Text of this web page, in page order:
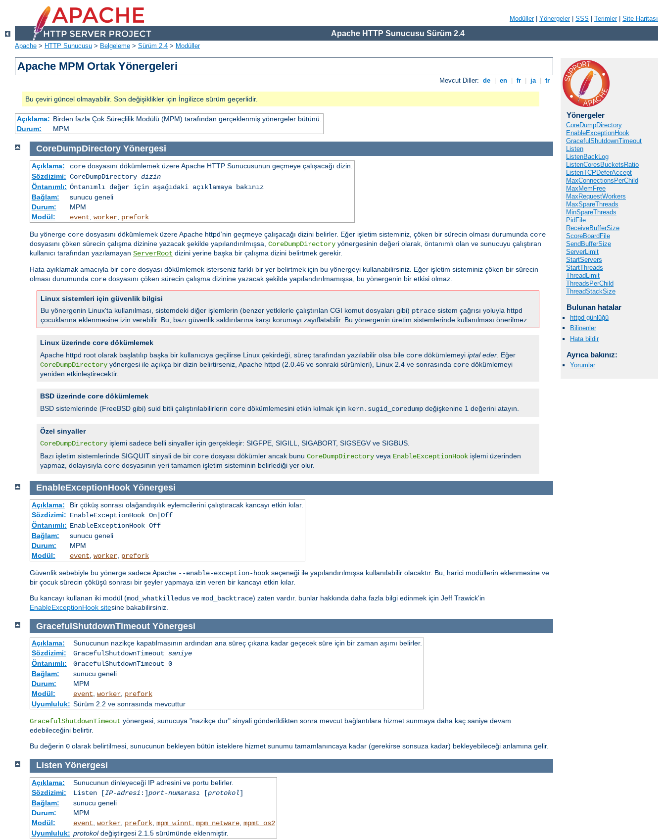
Modüller| Yönergeler| SSS Terimler| Site Haritası
Apache HTTP Sunucusu Sürüm 2.4
Apache > HTTP Sunucusu > Belgeleme > Sürüm 2.4 > Modüller
Apache MPM Ortak Yönergeleri
Mevcut Diller: de en fr ja tr
Bu çeviri güncel olmayabilir. Son değişiklikler için İngilizce sürüm geçerlidir.
Açıklama: Birden fazla Çok Süreçlilik Modülü (MPM) tarafından gerçeklenmiş yönergeler bütünü.
Durum:
MPM
Yönergeler
CoreDumpDirectory
EnableExceptionHook
GracefulShutdownTimeout
Listen
ListenBackLog
ListenCoresBucketsRatio
ListenTCPDeferAccept
MaxConnectionsPerChild
MaxMemFree
MaxRequestWorkers
MaxSpareThreads
MinSpareThreads
PidFile
ReceiveBufferSize
ScoreBoardFile
SendBufferSize
ServerLimit
StartServers
StartThreads
ThreadLimit
ThreadsPerChild
ThreadStackSize
Bulunan hatalar
httpd günlüğü
Bilinenler
Hata bildir
Ayrıca bakınız:
Yorumlar
CoreDumpDirectory Yönergesi
Açıklama: coredosyasını dökümlemek üzere Apache HTTP Sunucusunun geçmeye çalışacağı dizin.
Sözdizimi: CoreDumpDirectory dizin
Öntanımlı: Öntanımlı değer için aşağıdaki açıklamaya bakınız
Bağlam:
sunucu geneli
Durum:
MPM
Modül:
event worker, prefork
Bu yönerge core dosyasını dökümlemek üzere Apache httpd’nin geçmeye çalışacağı dizini belirler. Eğer işletim sisteminiz, çöken bir sürecin olması durumunda core
dosyasını çöken sürecin çalışma dizinine yazacak şekilde yapılandırılmışsa, CoreDumpDirectory yönergesinin değeri olarak, öntanımlı olan ve sunucuyu çalıştıran
kullanıcı tarafından yazılamayan ServerRoot dizini yerine başka bir çalışma dizini belirtmek gerekir.
Hata ayıklamak amacıyla bir core dosyası dökümlemek isterseniz farklı bir yer belirtmek için bu yönergeyi kullanabilirsiniz. Eğer işletim sisteminiz çöken bir sürecin
olması durumunda core dosyasını çöken sürecin çalışma dizinine yazacak şekilde yapılandırılmamışsa, bu yönergenin bir etkisi olmaz.
Linux sistemleri için güvenlik bilgisi
Bu yönergenin Linux'ta kullanılması, sistemdeki diğer işlemlerin (benzer yetkilerle çalıştırılan CGI komut dosyaları gibi) ptrace sistem çağrısı yoluyla httpd
çocuklarına eklenmesine izin verebilir. Bu, bazı güvenlik saldırılarına karşı korumayı zayıflatabilir. Bu yönergenin üretim sistemlerinde kullanılması önerilmez.
Linux üzerinde core dökümlemek
Apache httpd root olarak başlatılıp başka bir kullanıcıya geçilirse Linux çekirdeği, süreç tarafından yazılabilir olsa bile core dökümlemeyi iptal eder . Eğer
CoreDumpDirectory yönergesi ile açıkça bir dizin belirtirseniz, Apache httpd (2.0.46 ve sonraki sürümleri), Linux 2.4 ve sonrasında core dökümlemeyi
yeniden etkinleştirecektir.
BSD üzerinde core dökümlemek
BSD sistemlerinde (FreeBSD gibi) suid bitli çalıştırılabilirlerin core dökümlemesini etkin kılmak için kern.sugid_coredump değişkenine 1 değerini atayın.
Özel sinyaller
CoreDumpDirectory işlemi sadece belli sinyaller için gerçekleşir: SIGFPE, SIGILL, SIGABORT, SIGSEGV ve SIGBUS.
Bazı işletim sistemlerinde SIGQUIT sinyali de bir core dosyası dökümler ancak bunu CoreDumpDirectory veya EnableExceptionHook işlemi üzerinden
yapmaz, dolayısıyla core dosyasının yeri tamamen işletim sisteminin belirlediği yer olur.
EnableExceptionHook Yönergesi
Açıklama:
Bir çöküş sonrası olağandışılık eylemcilerini çalıştıracak kancayı etkin kılar.
Sözdizimi: EnableExceptionHook On|Off
Öntanımlı: EnableExceptionHook Off
Bağlam:
sunucu geneli
Durum:
MPM
Modül:
event worker, prefork
Güvenlik sebebiyle bu yönerge sadece Apache --enable-exception-hook seçeneği ile yapılandırılmışsa kullanılabilir olacaktır. Bu, harici modüllerin eklenmesine ve
bir çocuk sürecin çöküşü sonrası bir şeyler yapmaya izin veren bir kancayı etkin kılar.
Bu kancayı kullanan iki modül (mod_whatkilledus ve mod_backtrace) zaten vardır. bunlar hakkında daha fazla bilgi edinmek için Jeff Trawick'in
EnableExceptionHook sitesine bakabilirsiniz.
GracefulShutdownTimeout Yönergesi
Açıklama:
Sunucunun nazikçe kapatılmasının ardından ana süreç çıkana kadar geçecek süre için bir zaman aşımı belirler.
Sözdizimi:
GracefulShutdownTimeout saniye
Öntanımlı:
GracefulShutdownTimeout 0
Bağlam:
sunucu geneli
Durum:
MPM
Modül:
event, worker, prefork
Uyumluluk: Sürüm 2.2 ve sonrasında mevcuttur
GracefulShutdownTimeout yönergesi, sunucuya "nazikçe dur" sinyali gönderildikten sonra mevcut bağlantılara hizmet sunmaya daha kaç saniye devam
edebileceğini belirtir.
Bu değerin 0 olarak belirtilmesi, sunucunun bekleyen bütün isteklere hizmet sunumu tamamlanıncaya kadar (gerekirse sonsuza kadar) bekleyebileceği anlamına gelir.
Listen Yönergesi
Açıklama:
Sunucunun dinleyeceği IP adresini ve portu belirler.
Sözdizimi:
Listen [IP-adresi :]port-numarası [protokol]
Bağlam:
sunucu geneli
Durum:
MPM
Modül:
event worker, prefork, mpm_winnt mpm_netware, mpmt_os2
Uyumluluk: protokoldeğiştirgesi 2.1.5 sürümünde eklenmiştir.